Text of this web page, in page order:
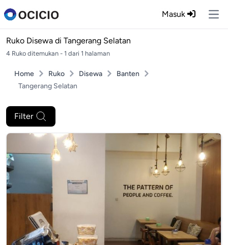
Masuk
Ruko Disewa di Tangerang Selatan
4 Ruko ditemukan - 1 dari 1 halaman
Home Ruko Disewa
Banten
Tangerang Selatan
Filter